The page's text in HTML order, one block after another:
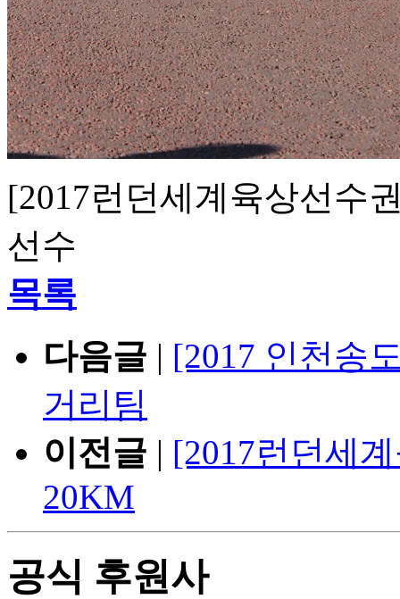
[2017런던세계육상선수
선수
목록
다음글 | [2017 인천송
거리팀
이전글 | [2017런던세
20KM
공식 후원사